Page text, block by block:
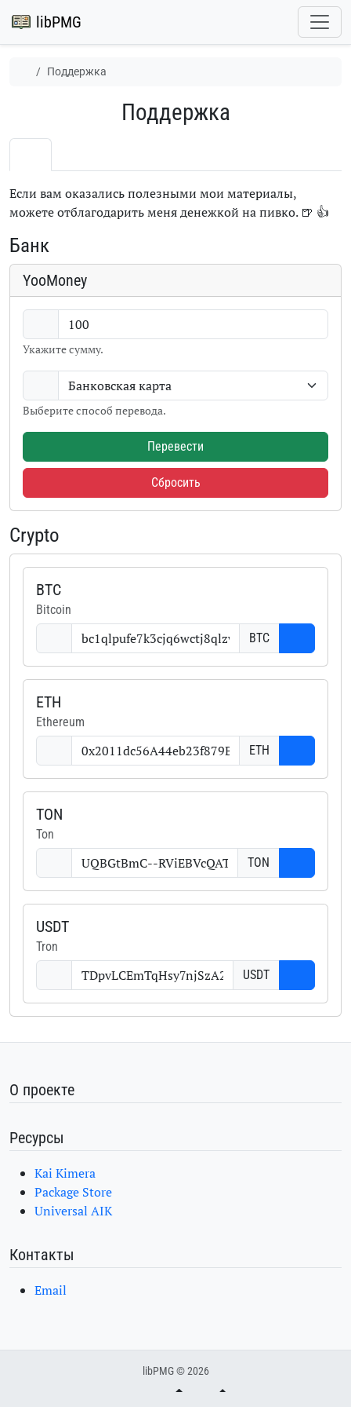
libPMG
Поддержка
Поддержка
Если вам оказались полезными мои материалы,
можете отблагодарить меня денежкой на пивко. 🍺 👍
Банк
YooMoney
Укажите сумму.
Выберите способ перевода.
Перевести
Сбросить
Crypto
BTC
Bitcoin
BTC
ETH
Ethereum
ETH
TON
Ton
TON
USDT
Tron
USDT
О проекте
Ресурсы
Kai Kimera
Package Store
Universal AIK
Контакты
Email
libPMG © 2026